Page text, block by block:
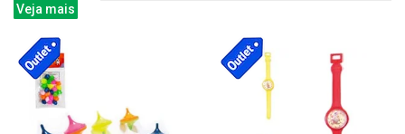
Veja mais